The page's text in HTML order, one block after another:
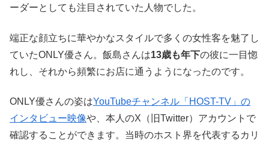
ーダーとしても注目されていた人物でした。
端正な顔立ちに華やかなスタイルで多くの女性客を魅了し
ていたONLY優さん。飯島さんは13歳も年下の彼に一目惚
れし、それから頻繁にお店に通うようになったのです。
ONLY優さんの姿はYouTubeチャンネル「HOST-TV」の
インタビュー映像や、本人のX（旧Twitter）アカウントで
確認することができます。当時のホスト界を代表するカリ